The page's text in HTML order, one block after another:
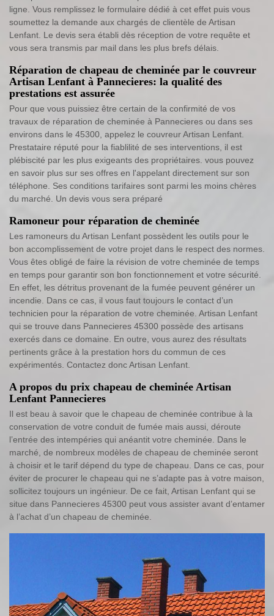
ligne. Vous remplissez le formulaire dédié à cet effet puis vous
soumettez la demande aux chargés de clientèle de Artisan
Lenfant. Le devis sera établi dès réception de votre requête et
vous sera transmis par mail dans les plus brefs délais.
Réparation de chapeau de cheminée par le couvreur
Artisan Lenfant à Pannecieres: la qualité des
prestations est assurée
Pour que vous puissiez être certain de la confirmité de vos
travaux de réparation de cheminée à Pannecieres ou dans ses
environs dans le 45300, appelez le couvreur Artisan Lenfant.
Prestataire réputé pour la fiablilité de ses interventions, il est
plébiscité par les plus exigeants des propriétaires. vous pouvez
en savoir plus sur ses offres en l'appelant directement sur son
téléphone. Ses conditions tarifaires sont parmi les moins chères
du marché. Un devis vous sera préparé
Ramoneur pour réparation de cheminée
Les ramoneurs du Artisan Lenfant possèdent les outils pour le
bon accomplissement de votre projet dans le respect des normes.
Vous êtes obligé de faire la révision de votre cheminée de temps
en temps pour garantir son bon fonctionnement et votre sécurité.
En effet, les détritus provenant de la fumée peuvent générer un
incendie. Dans ce cas, il vous faut toujours le contact d’un
technicien pour la réparation de votre cheminée. Artisan Lenfant
qui se trouve dans Pannecieres 45300 possède des artisans
exercés dans ce domaine. En outre, vous aurez des résultats
pertinents grâce à la prestation hors du commun de ces
expérimentés. Contactez donc Artisan Lenfant.
A propos du prix chapeau de cheminée Artisan
Lenfant Pannecieres
Il est beau à savoir que le chapeau de cheminée contribue à la
conservation de votre conduit de fumée mais aussi, déroute
l’entrée des intempéries qui anéantit votre cheminée. Dans le
marché, de nombreux modèles de chapeau de cheminée seront
à choisir et le tarif dépend du type de chapeau. Dans ce cas, pour
éviter de procurer le chapeau qui ne s’adapte pas à votre maison,
sollicitez toujours un ingénieur. De ce fait, Artisan Lenfant qui se
situe dans Pannecieres 45300 peut vous assister avant d’entamer
à l’achat d’un chapeau de cheminée.